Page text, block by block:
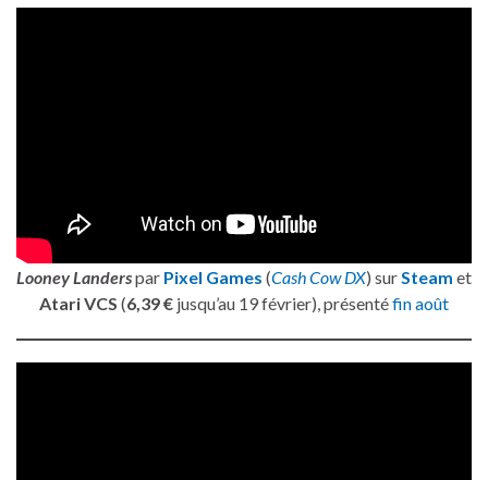
Looney Landerspar Pixel Games (Cash Cow DX) sur Steam et
Atari VCS (6,39 € jusqu’au 19 février), présentéfin août